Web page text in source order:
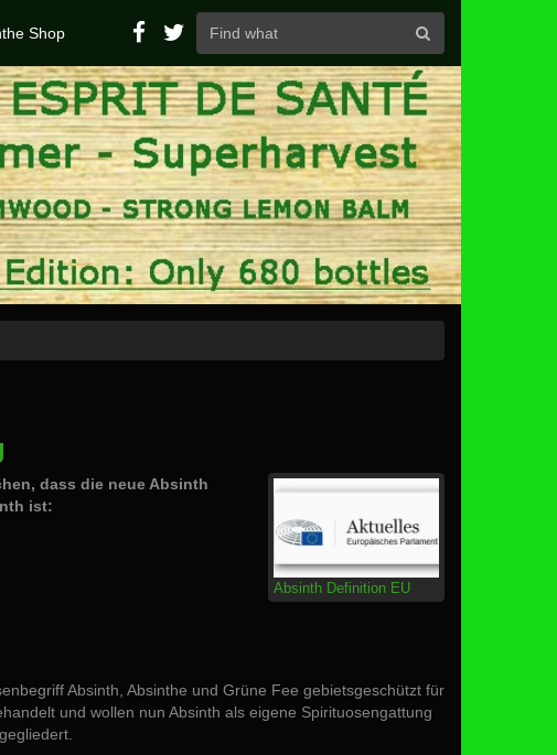
Shop
Absinth Definition EU
dass die neue Absinth
ist:
Absinth, Absinthe und Grüne Fee gebietsgeschützt für
und wollen nun Absinth als eigene Spirituosengattung